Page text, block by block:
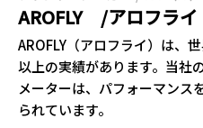
AROFLY /アロフライ
AROFLY（アロフライ）は、
以上の実績があります。当社
メーターは、パフォーマンス
られています。